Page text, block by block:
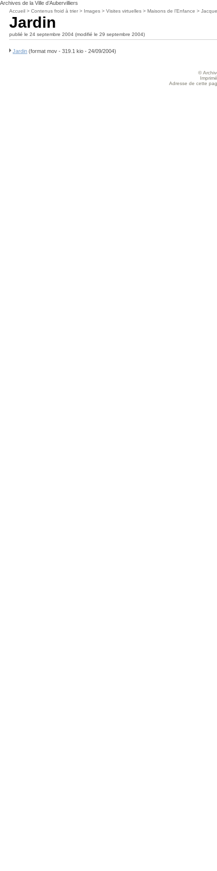
Archives de la Ville d’Aubervilliers
Accueil >Contenus froid à trier > Images >Visites virtuelles >Maisons de l’Enfance >
Jardin
publié le 24 septembre 2004 (modifié le 29 septembre 2004)
Jardin (format mov - 319.1 kio - 24/09/2004)
©
Adresse de cette